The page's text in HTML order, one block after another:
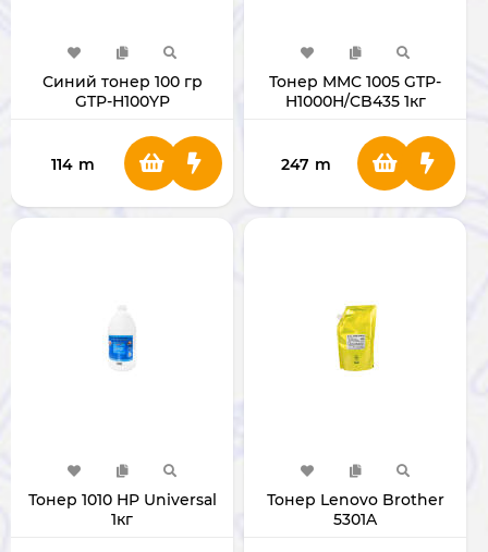
Синий тонер 100 гр
GTP-H100YP
114 m
Тонер MMC 1005 GTP-
H1000H/CB435 1кг
247 m
Тонер 1010 HP Universal
1кг
Тонер Lenovo Brother
5301A